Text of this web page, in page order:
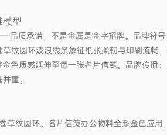
型
品质承诺，不是金属是金字招牌。品牌符
纹圆环波浪线条象征纸张柔韧与印刷流畅
金色质感延伸至每一张名片信笺。品牌传播
重。
草纹圆环。名片信笺办公物料全系金色应用